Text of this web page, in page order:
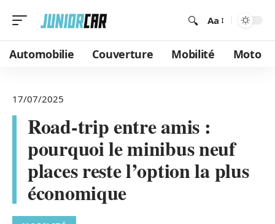
Aa
Automobilie Couverture Mobilité Moto
17/07/2025
Road-trip entre amis :
pourquoi le minibus neuf
places reste l’option la plus
économique